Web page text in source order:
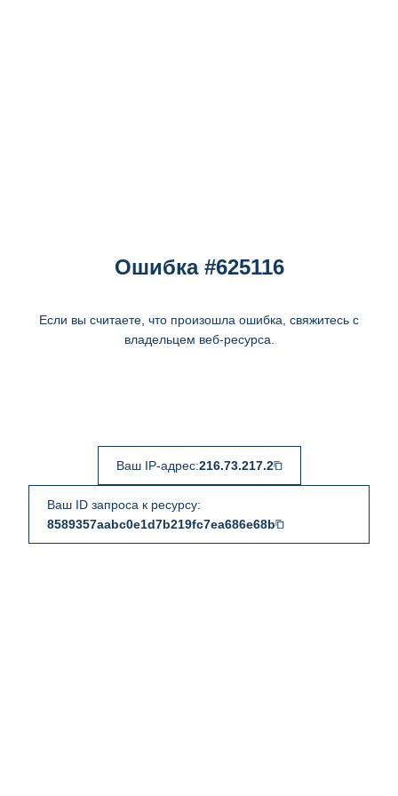
Ошибка #625116
Если вы считаете, что произошла ошибка, свяжитесь с
владельцем веб-ресурса.
Ваш IP-адрес:216.73.217.2
Ваш ID запроса к ресурсу:
8589357aabc0e1d7b219fc7ea686e68b